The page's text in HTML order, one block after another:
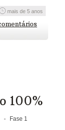
mais de 5 anos
100%
- Fase 1